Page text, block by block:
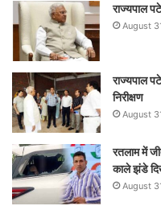
राज्यपाल
August
राज्यपाल
निरीक्षण
August
रतलाम में
काले झंडे
August